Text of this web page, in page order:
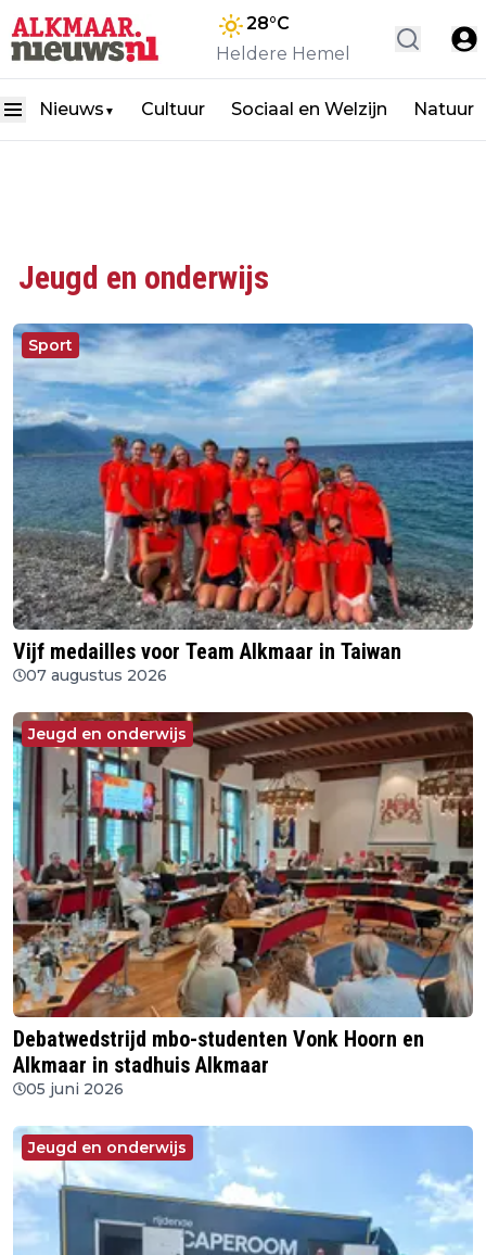
28°C
Heldere Hemel
Nieuws ▼ Cultuur Sociaal en Welzijn Natuur
Jeugd en onderwijs
Sport
Vijf medailles voor Team Alkmaar in Taiwan
07 augustus 2026
Jeugd en onderwijs
Debatwedstrijd mbo-studenten Vonk Hoorn en
Alkmaar in stadhuis Alkmaar
05 juni 2026
Jeugd en onderwijs